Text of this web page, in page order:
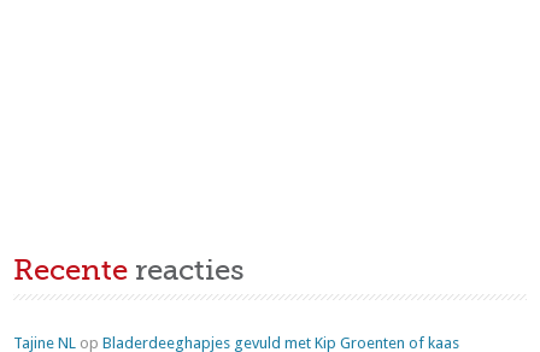
Recente reacties
Tajine NL opBladerdeeghapjes gevuld met Kip Groenten of kaas